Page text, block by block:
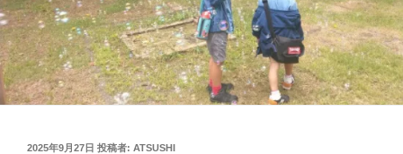
投
2025年9月27日 投稿者: ATSUSHI